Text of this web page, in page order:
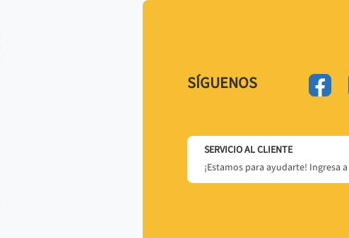
SÍGUENOS
SERVICIO AL CLIENTE
¡Estamos para ayudarte! Ingresa a